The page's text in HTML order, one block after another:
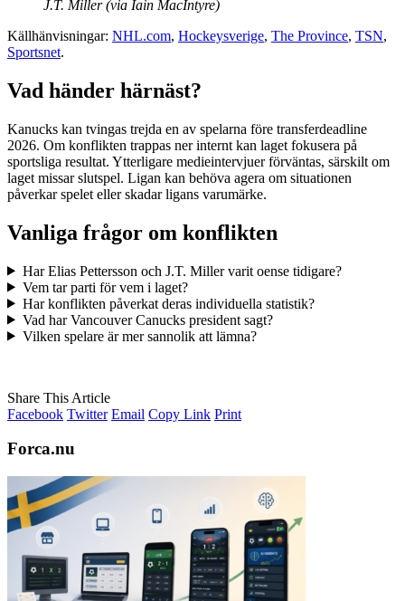
J.T. Miller (via Iain MacIntyre)
Källhänvisningar: NHL.com, Hockeysverige, The Province, TSN,
Sportsnet.
Vad händer härnäst?
Kanucks kan tvingas trejda en av spelarna före transferdeadline
2026. Om konflikten trappas ner internt kan laget fokusera på
sportsliga resultat. Ytterligare medieintervjuer förväntas, särskilt om
laget missar slutspel. Ligan kan behöva agera om situationen
påverkar spelet eller skadar ligans varumärke.
Vanliga frågor om konflikten
Har Elias Pettersson och J.T. Miller varit oense tidigare?
Vem tar parti för vem i laget?
Har konflikten påverkat deras individuella statistik?
Vad har Vancouver Canucks president sagt?
Vilken spelare är mer sannolik att lämna?
Share This Article
Facebook Twitter Email Copy Link Print
Forca.nu